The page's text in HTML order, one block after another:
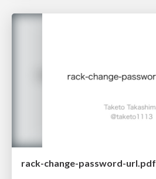
rack-change-password-url.pdf